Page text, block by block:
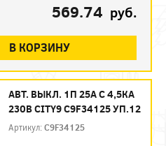
569.74 руб.
В КОРЗИНУ
АВТ. ВЫКЛ. 1П 25А С 4,5КА
230В CITY9 C9F34125 УП.12
Артикул:C9F34125